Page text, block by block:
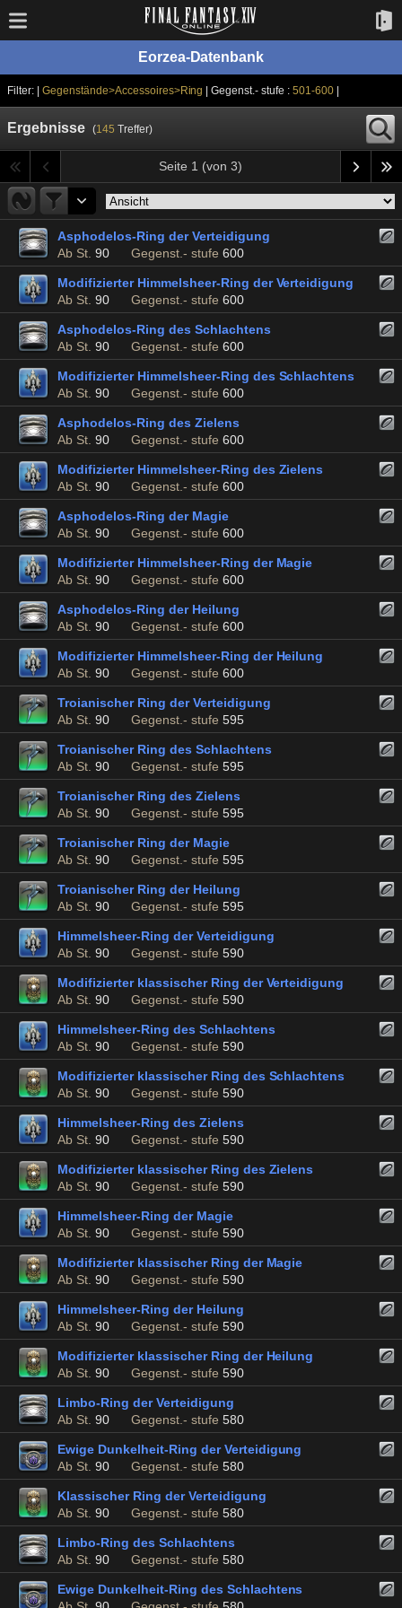
Eorzea-Datenbank
Filter: | Gegenstände>Accessoires>Ring | Gegenst.- stufe :501-600
Ergebnisse (145 Treffer)
Seite 1 (von 3)
Asphodelos-Ring der Verteidigung
Ab St. 90 Gegenst.- stufe 600
Modifizierter Himmelsheer-Ring der Verteidigung
Ab St. 90 Gegenst.- stufe 600
Asphodelos-Ring des Schlachtens
Ab St. 90 Gegenst.- stufe 600
Modifizierter Himmelsheer-Ring des Schlachtens
Ab St. 90 Gegenst.- stufe 600
Asphodelos-Ring des Zielens
Ab St. 90 Gegenst.- stufe 600
Modifizierter Himmelsheer-Ring des Zielens
Ab St. 90 Gegenst.- stufe 600
Asphodelos-Ring der Magie
Ab St. 90 Gegenst.- stufe 600
Modifizierter Himmelsheer-Ring der Magie
Ab St. 90 Gegenst.- stufe 600
Asphodelos-Ring der Heilung
Ab St. 90 Gegenst.- stufe 600
Modifizierter Himmelsheer-Ring der Heilung
Ab St. 90 Gegenst.- stufe 600
Troianischer Ring der Verteidigung
Ab St. 90 Gegenst.- stufe 595
Troianischer Ring des Schlachtens
Ab St. 90 Gegenst.- stufe 595
Troianischer Ring des Zielens
Ab St. 90 Gegenst.- stufe 595
Troianischer Ring der Magie
Ab St. 90 Gegenst.- stufe 595
Troianischer Ring der Heilung
Ab St. 90 Gegenst.- stufe 595
Himmelsheer-Ring der Verteidigung
Ab St. 90 Gegenst.- stufe 590
Modifizierter klassischer Ring der Verteidigung
Ab St. 90 Gegenst.- stufe 590
Himmelsheer-Ring des Schlachtens
Ab St. 90 Gegenst.- stufe 590
Modifizierter klassischer Ring des Schlachtens
Ab St. 90 Gegenst.- stufe 590
Himmelsheer-Ring des Zielens
Ab St. 90 Gegenst.- stufe 590
Modifizierter klassischer Ring des Zielens
Ab St. 90 Gegenst.- stufe 590
Himmelsheer-Ring der Magie
Ab St. 90 Gegenst.- stufe 590
Modifizierter klassischer Ring der Magie
Ab St. 90 Gegenst.- stufe 590
Himmelsheer-Ring der Heilung
Ab St. 90 Gegenst.- stufe 590
Modifizierter klassischer Ring der Heilung
Ab St. 90 Gegenst.- stufe 590
Limbo-Ring der Verteidigung
Ab St. 90 Gegenst.- stufe 580
Ewige Dunkelheit-Ring der Verteidigung
Ab St. 90 Gegenst.- stufe 580
Klassischer Ring der Verteidigung
Ab St. 90 Gegenst.- stufe 580
Limbo-Ring des Schlachtens
Ab St. 90 Gegenst.- stufe 580
Ewige Dunkelheit-Ring des Schlachtens